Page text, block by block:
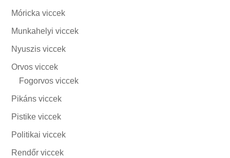
Móricka viccek
Munkahelyi viccek
Nyuszis viccek
Orvos viccek
Fogorvos viccek
Pikáns viccek
Pistike viccek
Politikai viccek
Rendőr viccek